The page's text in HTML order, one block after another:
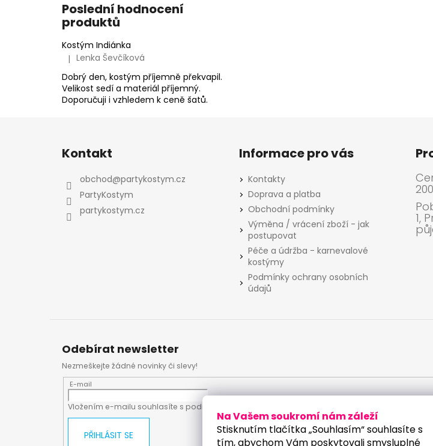
Na Vašem soukromí nám záleží
Stisknutím tlačítka „Souhlasím“ souhlasíte s
tím, abychom Vám poskytovali smysluplné
Poslední hodnocení
produktů
Kostým Indiánka
Hodnocení produktu je 5 z 5 hvězdiček.
| Lenka Ševčíková
Dobrý den, kostým příjemně překvapil.
Velikost sedí a materiál příjemný.
Doporučuji i vzhledem k ceně šatů.
Odebírat newsletter
Nezmeškejte žádné novinky či slevy!
E-mail
Vložením e-mailu souhlasíte s podmínkami ochrany osobních údajů
PŘIHLÁSIT SE
Kontakt
obchod@partykostym.cz
PartyKostym
partykostym.cz
Informace pro vás
Kontakty
Doprava a platba
Obchodní podmínky
Výměna / vrácení zboží - jak
postupovat
Péče a údržba - karnevalové
kostýmy
Podmínky ochrany osobních
údajů
1,